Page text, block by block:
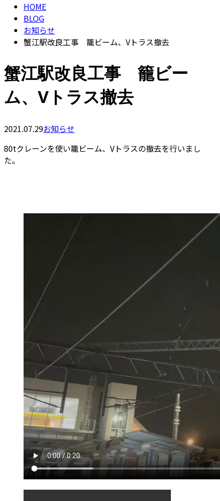
HOME
BLOG
お知らせ
蟹江駅改良工事 籠ビーム、Vトラス撤去
蟹江駅改良工事 籠ビー
ム、Vトラス撤去
2021.07.29お知らせ
80tクレーンを使い籠ビーム、Vトラスの撤去を行いまし
た。